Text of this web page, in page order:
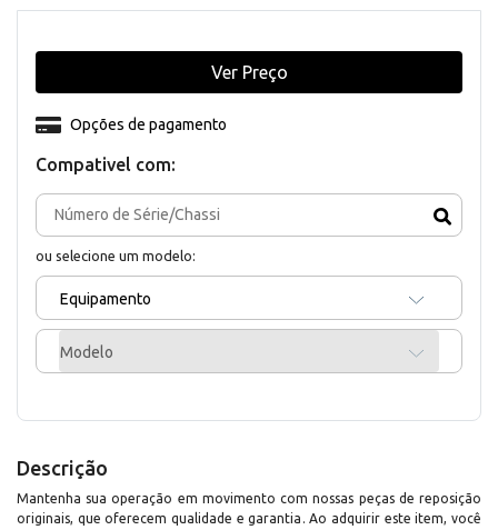
Compativel com:
ou selecione um modelo:
Equipamento
Modelo
Opções de pagamento
Ver Preço
Descrição
Mantenha sua operação em movimento com nossas peças de reposição
originais, que oferecem qualidade e garantia. Ao adquirir este item, você